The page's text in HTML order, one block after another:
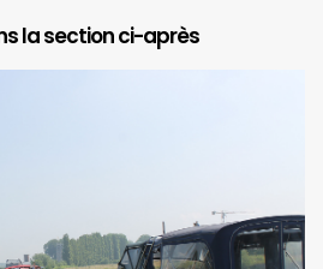
la section ci-après